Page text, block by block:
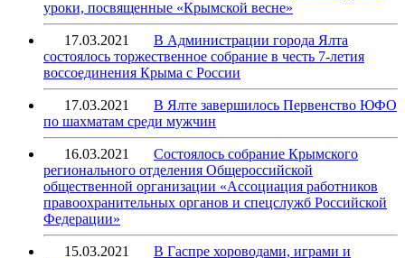
уроки, посвященные «Крымской весне»
17.03.2021
В Администрации города Ялта
состоялось торжественное собрание в честь 7-летия
воссоединения Крыма с России
17.03.2021
В Ялте завершилось Первенство ЮФО
по шахматам среди мужчин
16.03.2021
Состоялось собрание Крымского
регионального отделения Общероссийской
общественной организации «Ассоциация работников
правоохранительных органов и спецслужб Российской
Федерации»
15.03.2021
В Гаспре хороводами, играми и